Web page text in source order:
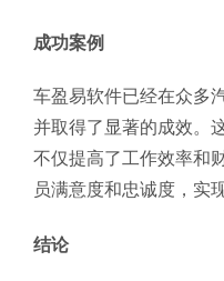
成功案例
车盈易软件已经在众多
并取得了显著的成效。
不仅提高了工作效率和
员满意度和忠诚度，实
结论